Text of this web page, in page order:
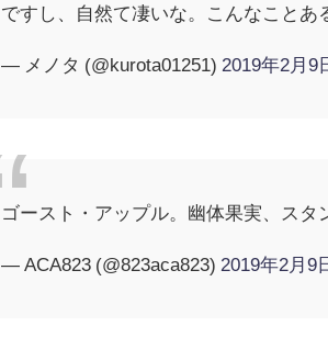
ですし、自然て凄いな。こんなことあ
— メノタ (@kurota01251) 2019年2月9
ゴースト・アップル。幽体果実、スタ
— ACA823 (@823aca823) 2019年2月9